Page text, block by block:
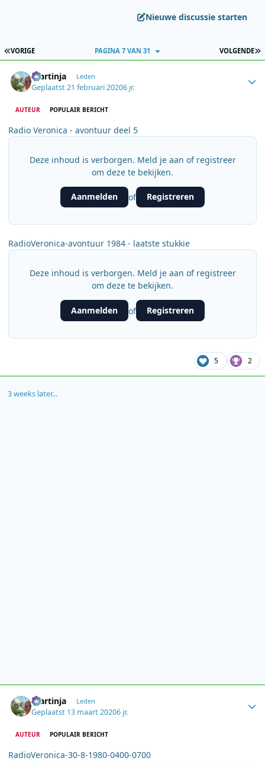
Nieuwe discussie starten
EERSTE PAGINA
VORIGE VOLGENDE
PAGINA 7 VAN 31
martinja Leden
Geplaatst21 februari 20206 jr.
AUTEUR POPULAIR BERICHT
Radio Veronica - avontuur deel 5
Deze inhoud is verborgen. Meld je aan of registreer
om deze te bekijken.
Aanmelden of Registreren
RadioVeronica-avontuur 1984 - laatste stukkie
Deze inhoud is verborgen. Meld je aan of registreer
om deze te bekijken.
Aanmelden of Registreren
5 2
3 weeks later...
martinja Leden
Geplaatst 13 maart 20206 jr.
AUTEUR POPULAIR BERICHT
RadioVeronica-30-8-1980-0400-0700